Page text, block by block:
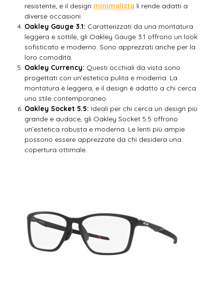
resistente, e il design minimalista li rende adatti a
diverse occasioni.
Oakley Gauge 3.1: Caratterizzati da una montatura
leggera e sottile, gli Oakley Gauge 3.1 offrono un look
sofisticato e moderno. Sono apprezzati anche per la
loro comodità.
Oakley Currency: Questi occhiali da vista sono
progettati con un’estetica pulita e moderna. La
montatura è leggera, e il design è adatto a chi cerca
uno stile contemporaneo.
Oakley Socket 5.5: Ideali per chi cerca un design più
grande e audace, gli Oakley Socket 5.5 offrono
un’estetica robusta e moderna. Le lenti più ampie
possono essere apprezzate da chi desidera una
copertura ottimale.